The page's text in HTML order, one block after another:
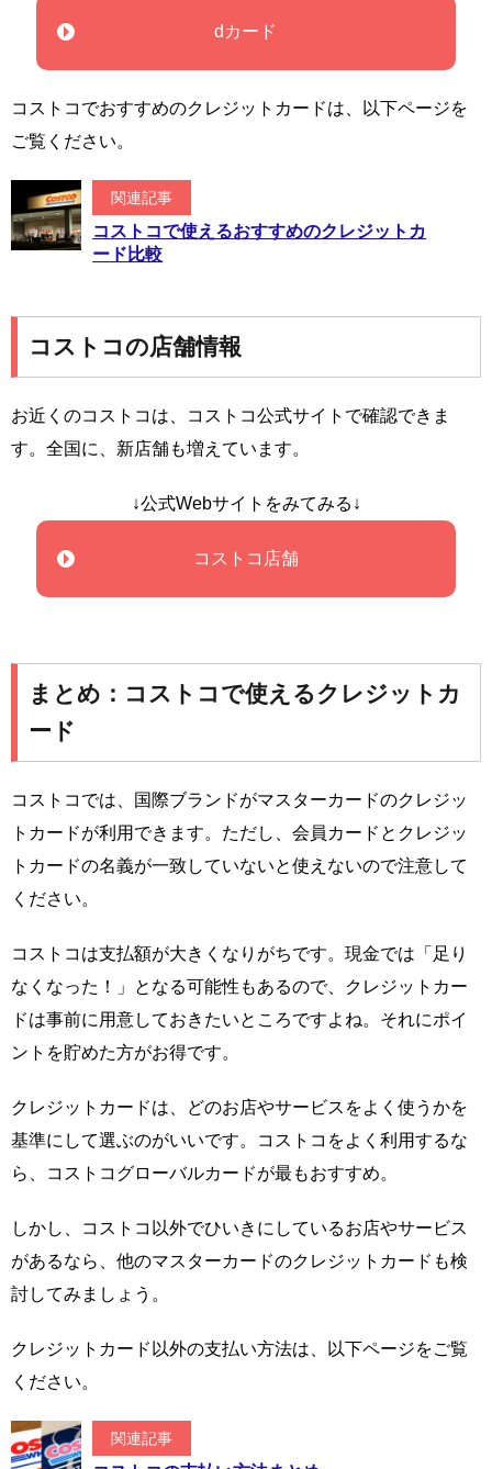
dカード
コストコでおすすめのクレジットカードは、以下ページを
ご覧ください。
関連記事
コストコで使えるおすすめのクレジットカ
ード比較
コストコの店舗情報
お近くのコストコは、コストコ公式サイトで確認できま
す。全国に、新店舗も増えています。
↓公式Webサイトをみてみる↓
コストコ店舗
まとめ：コストコで使えるクレジットカ
ード
コストコでは、国際ブランドがマスターカードのクレジッ
トカードが利用できます。ただし、会員カードとクレジッ
トカードの名義が一致していないと使えないので注意して
ください。
コストコは支払額が大きくなりがちです。現金では「足り
なくなった！」となる可能性もあるので、クレジットカー
ドは事前に用意しておきたいところですよね。それにポイ
ントを貯めた方がお得です。
クレジットカードは、どのお店やサービスをよく使うかを
基準にして選ぶのがいいです。コストコをよく利用するな
ら、コストコグローバルカードが最もおすすめ。
しかし、コストコ以外でひいきにしているお店やサービス
があるなら、他のマスターカードのクレジットカードも検
討してみましょう。
クレジットカード以外の支払い方法は、以下ページをご覧
ください。
関連記事